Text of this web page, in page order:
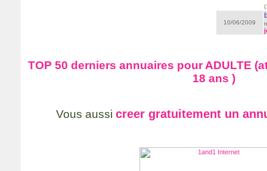
10/06/2009
TOP 50 derniers annuaires pour ADULTE
18 ans )
Vous aussi creer gratuitement un